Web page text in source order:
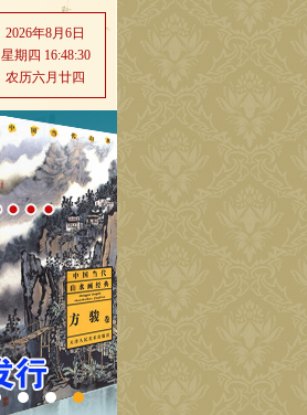
2026年8月6日
星期四 16:48:32
农历六月廿四